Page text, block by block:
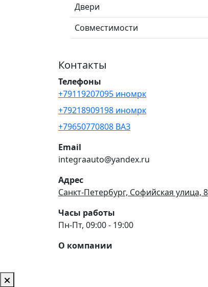
Двери
Совместимости
Контакты
Телефоны
+79119207095 иномрк
+79218909198 иномрк
+79650770808 ВАЗ
Email
integraauto@yandex.ru
Адрес
Санкт-Петербург, Софийская улица,
Часы работы
Пн-Пт, 09:00 - 19:00
О компании